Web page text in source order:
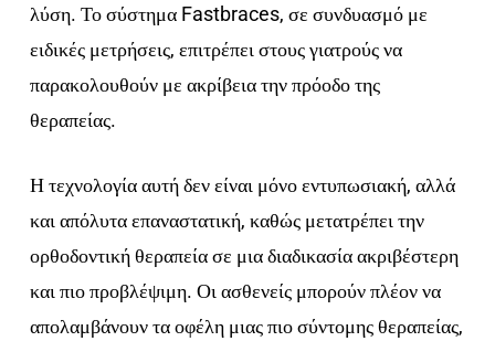
λύση. Το σύστημα Fastbraces, σε συνδυασμό με
ειδικές μετρήσεις, επιτρέπει στους γιατρούς να
παρακολουθούν με ακρίβεια την πρόοδο της
θεραπείας.
Η τεχνολογία αυτή δεν είναι μόνο εντυπωσιακή, αλλά
και απόλυτα επαναστατική, καθώς μετατρέπει την
ορθοδοντική θεραπεία σε μια διαδικασία ακριβέστερη
και πιο προβλέψιμη. Οι ασθενείς μπορούν πλέον να
απολαμβάνουν τα οφέλη μιας πιο σύντομης θεραπείας,